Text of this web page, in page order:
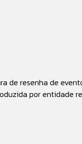
de resenha de
por entidade